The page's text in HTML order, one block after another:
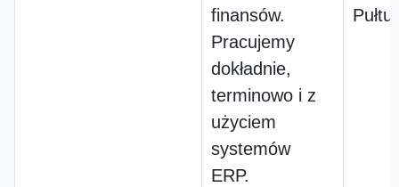
finansów.
Pracujemy
dokładnie,
terminowo i z
użyciem
systemów
ERP.